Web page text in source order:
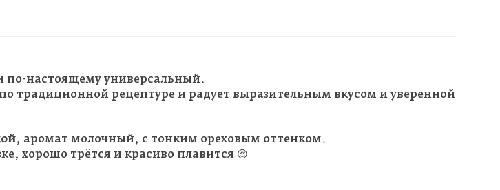
по-настоящему универсальный.
традиционной рецептуре и радует выразительным вкусом и уверенной
, аромат молочный, с тонким ореховым оттенком.
хорошо трётся и красиво плавится 😌